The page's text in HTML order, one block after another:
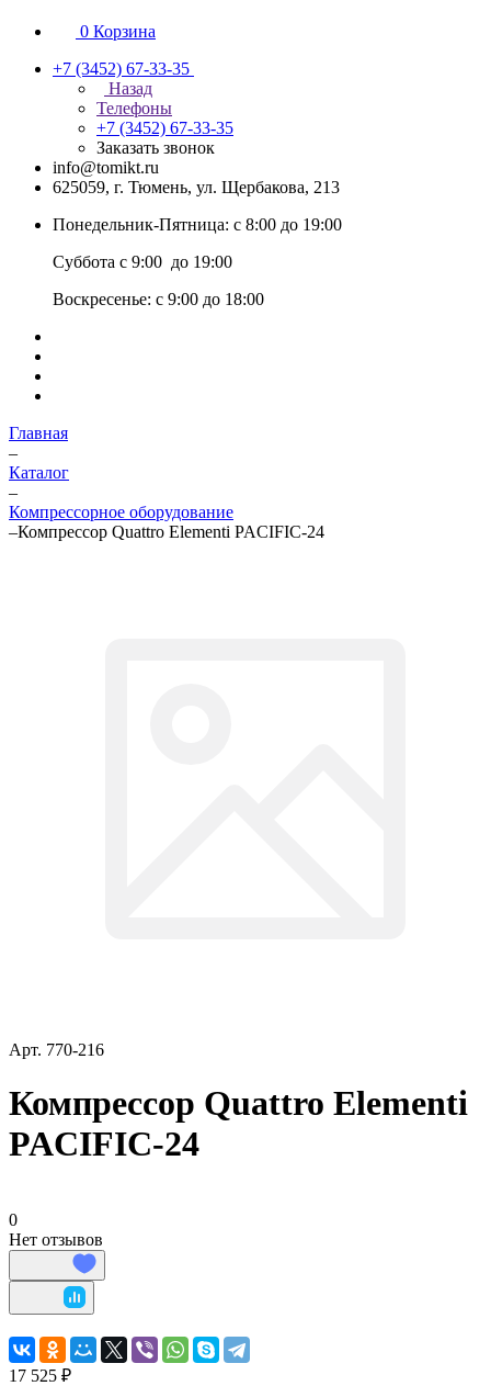
0 Корзина
+7 (3452) 67-33-35
Назад
Телефоны
+7 (3452) 67-33-35
Заказать звонок
info@tomikt.ru
625059, г. Тюмень, ул. Щербакова, 213
Понедельник-Пятница: с 8:00 до 19:00
Суббота с 9:00 до 19:00
Воскресенье: с 9:00 до 18:00
Главная
–
Каталог
–
Компрессорное оборудование
–Компрессор Quattro Elementi PACIFIC-24
Арт. 770-216
Компрессор Quattro Elementi
PACIFIC-24
0
Нет отзывов
17 525 ₽